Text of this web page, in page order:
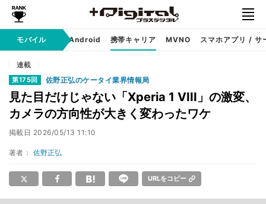
モバイル
iPhone Android 携帯キャリア MVNO スマホアプリ / サ
連載
第175回 佐野正弘のケータイ業界情報局
見た目だけじゃない「Xperia 1 VIII」の激変、
カメラの方向性が大きく変わったワケ
掲載日 2026/05/13 11:10
著者： 佐野正弘
URLをコピー